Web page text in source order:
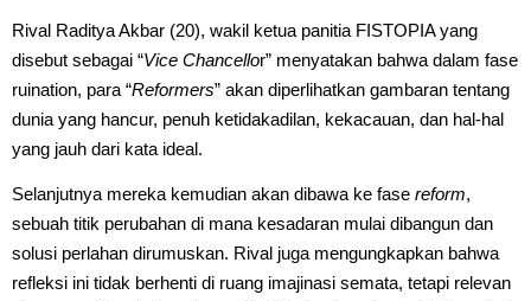
Rival Raditya Akbar (20), wakil ketua panitia FISTOPIA yang
disebut sebagai “Vice Chancellor” menyatakan bahwa dalam fase
ruination, para “Reformers” akan diperlihatkan gambaran tentang
dunia yang hancur, penuh ketidakadilan, kekacauan, dan hal-hal
yang jauh dari kata ideal.
Selanjutnya mereka kemudian akan dibawa ke fase reform,
sebuah titik perubahan di mana kesadaran mulai dibangun dan
solusi perlahan dirumuskan. Rival juga mengungkapkan bahwa
refleksi ini tidak berhenti di ruang imajinasi semata, tetapi relevan